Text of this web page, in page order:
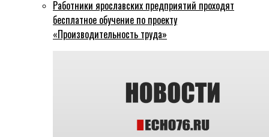
Работники ярославских предприятий проходят
бесплатное обучение по проекту
«Производительность труда»